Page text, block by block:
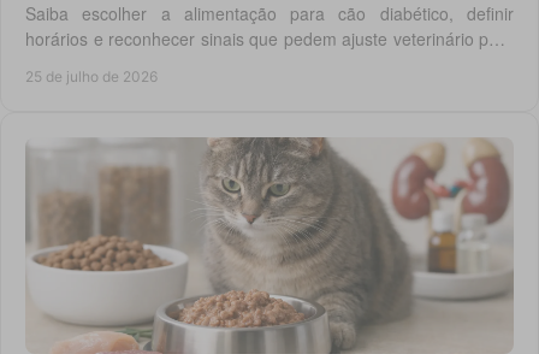
Saiba escolher a alimentação para cão diabético, definir
horários e reconhecer sinais que pedem ajuste veterinário para
25 de julho de 2026